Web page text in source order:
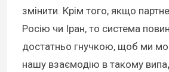
змінити. Крім того, якщо
Росію чи Іран, то система
достатньо гнучкою, щоб ми
нашу взаємодію в такому